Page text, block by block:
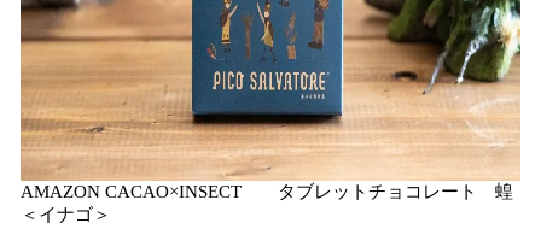
AMAZON CACAO×INSECT タブレットチョコレート 蝗
＜イナゴ＞